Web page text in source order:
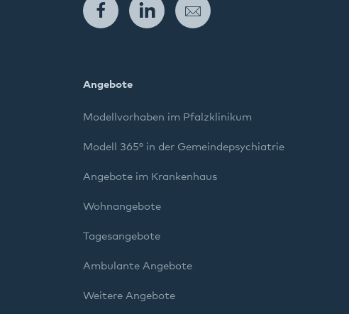
FacebookLinkedIn
Angebote
Modellvorhaben im Pfalzklinikum
Modell 365° in der Gemeindepsychiatrie
Angebote im Krankenhaus
Wohnangebote
Tagesangebote
Ambulante Angebote
Weitere Angebote